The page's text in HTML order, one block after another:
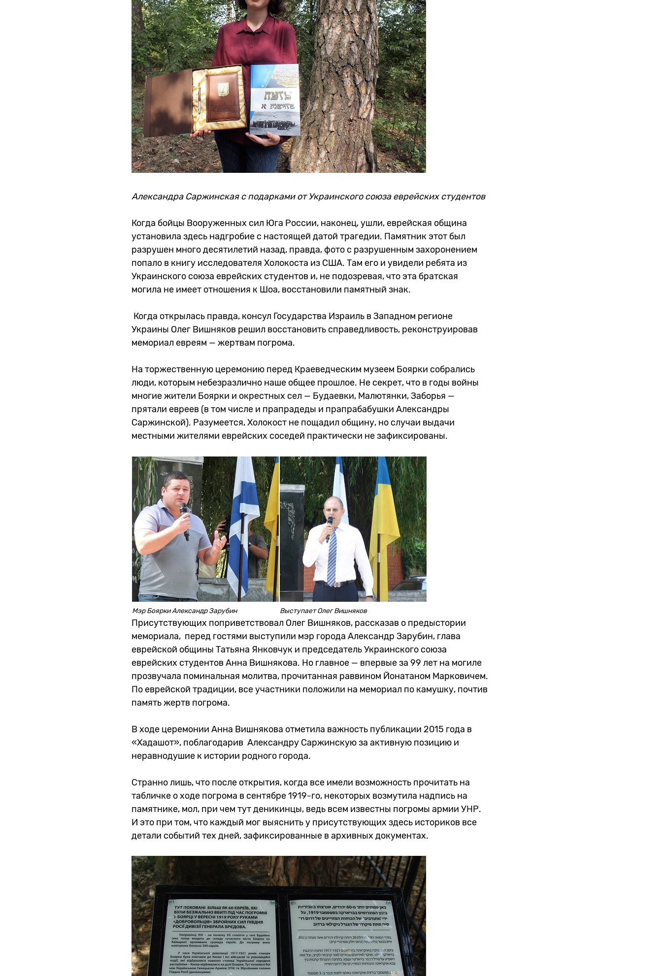
Александра Саржинская с подарками от Украинского союза еврейских студентов
Когда бойцы Вооруженных сил Юга России, наконец, ушли, еврейская община
установила здесь надгробие с настоящей датой трагедии. Памятник этот был
разрушен много десятилетий назад, правда, фото с разрушенным захоронением
попало в книгу исследователя Холокоста из США. Там его и увидели ребята из
Украинского союза еврейских студентов и, не подозревая, что эта братская
могила не имеет отношения к Шоа, восстановили памятный знак.
Когда открылась правда, консул Государства Израиль в Западном регионе
Украины Олег Вишняков решил восстановить справедливость, реконструировав
мемориал евреям — жертвам погрома.
На торжественную церемонию перед Краеведческим музеем Боярки собрались
люди, которым небезразлично наше общее прошлое. Не секрет, что в годы войны
многие жители Боярки и окрестных сел — Будаевки, Малютянки, Заборья —
прятали евреев (в том числе и прапрадеды и прапрабабушки Александры
Саржинской). Разумеется, Холокост не пощадил общину, но случаи выдачи
местными жителями еврейских соседей практически не зафиксированы.
Мэр Боярки Александр Зарубин Выступает Олег Вишняков
Присутствующих поприветствовал Олег Вишняков, рассказав о предыстории
мемориала, перед гостями выступили мэр города Александр Зарубин, глава
еврейской общины Татьяна Янковчук и председатель Украинского союза
еврейских студентов Анна Вишнякова. Но главное — впервые за 99 лет на могиле
прозвучала поминальная молитва, прочитанная раввином Йонатаном Марковичем.
По еврейской традиции, все участники положили на мемориал по камушку, почтив
память жертв погрома.
В ходе церемонии Анна Вишнякова отметила важность публикации 2015 года в
«Хадашот», поблагодарив Александру Саржинскую за активную позицию и
неравнодушие к истории родного города.
Странно лишь, что после открытия, когда все имели возможность прочитать на
табличке о ходе погрома в сентябре 1919-го, некоторых возмутила надпись на
памятнике, мол, при чем тут деникинцы, ведь всем известны погромы армии УНР.
И это при том, что каждый мог выяснить у присутствующих здесь историков все
детали событий тех дней, зафиксированные в архивных документах.